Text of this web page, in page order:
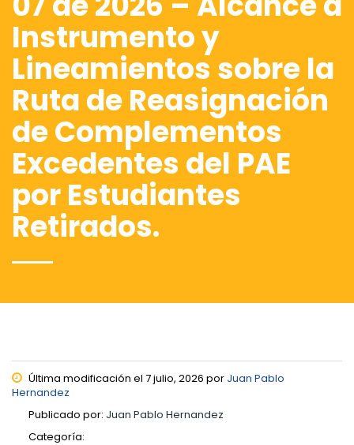
Instrumento y
Lineamientos sobre la
Ruta de Reasignación
de Complementos
Excedentes del PAE
por Estudiantes
Retirados.
Última modificación el 7 julio, 2026 por Juan Pablo
Hernandez
Publicado por: Juan Pablo Hernandez
Categoría: